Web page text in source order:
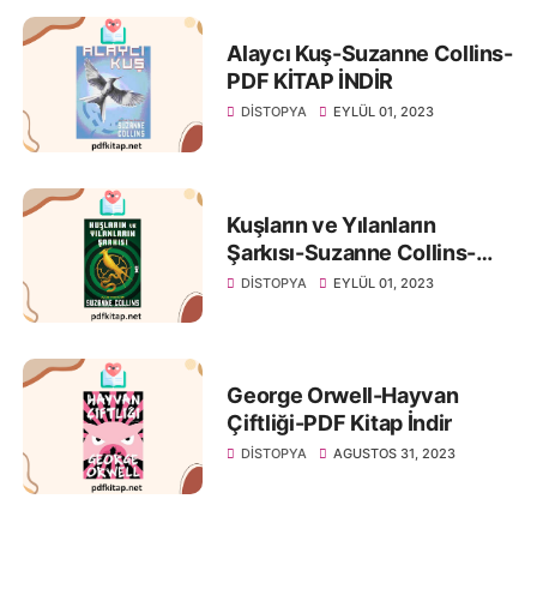
Alaycı Kuş-Suzanne Collins-
PDF KİTAP İNDİR
DISTOPYA EYLÜL 01, 2023
Kuşların ve Yılanların
Şarkısı-Suzanne Collins-
PDF KİTAP İNDİR
DISTOPYA EYLÜL 01, 2023
George Orwell-Hayvan
Çiftliği-PDF Kitap İndir
DISTOPYA AGUSTOS 31, 2023